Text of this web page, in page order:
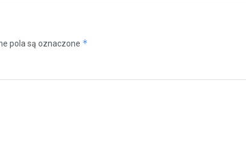
pola są oznaczone *